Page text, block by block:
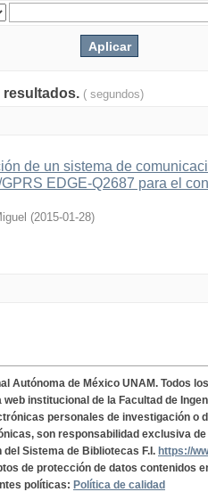
resultados. ( segundos)
de un sistema de
EDGE-Q2687 para el
(2015-01-28)
Autónoma de México UNAM. Todos
web institucional de la Facultad de
personales de investigación o
son responsabilidad exclusiva
Sistema de Bibliotecas F.I. https://
de protección de datos contenidos
políticas: Política de calidad